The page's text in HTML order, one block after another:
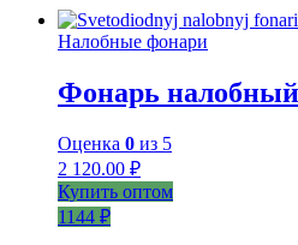
Налобные фонари
Фонарь
Оценка 0 из 5
2 120.00 ₽
Купить оптом
1144 ₽